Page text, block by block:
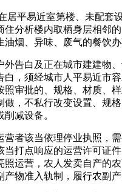
平易近室第楼、未配套
住分析楼内取栖身层相邻的
油烟、异味、废气的餐饮办
告白及正在城市建建物、
白，须经城市人平易近市
照审批的、规格、材质、
做，不私行改变设置、规
减设备。
者该当依理停业执照，需
当打点响应的运营许可证
照运营，农人发卖自产的
产物准入轨制，履行农副产